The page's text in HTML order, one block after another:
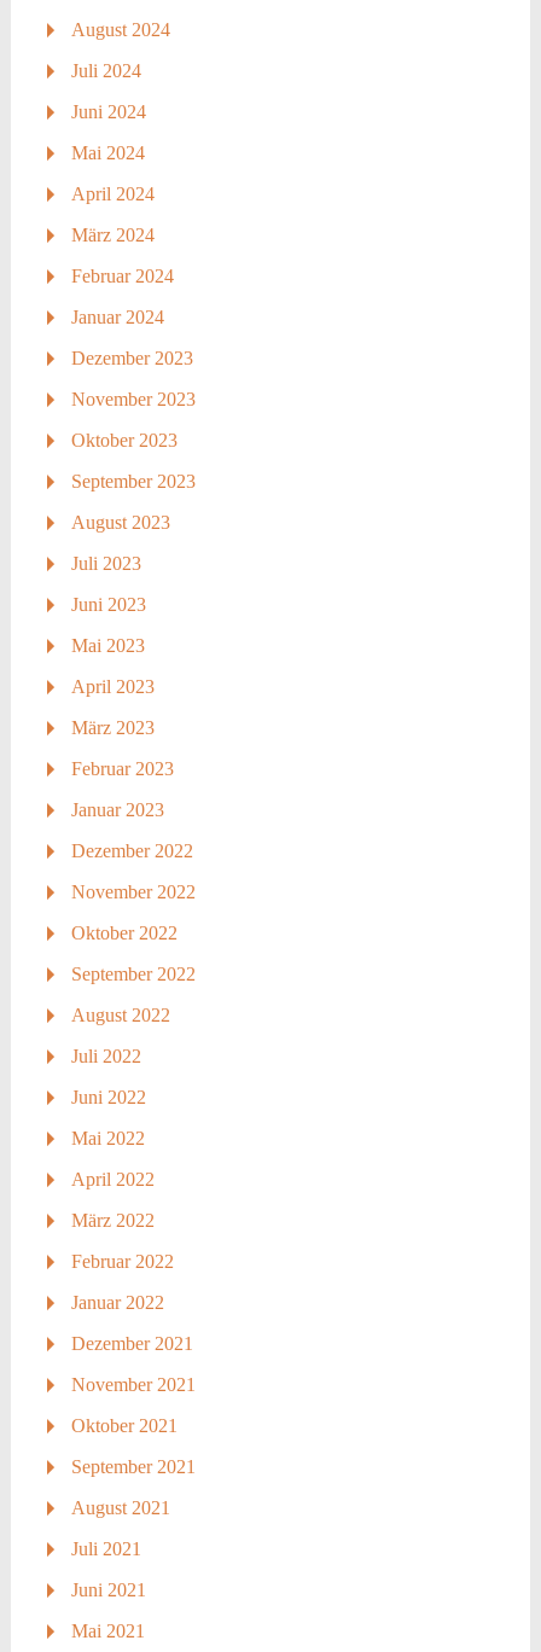
August 2024
Juli 2024
Juni 2024
Mai 2024
April 2024
März 2024
Februar 2024
Januar 2024
Dezember 2023
November 2023
Oktober 2023
September 2023
August 2023
Juli 2023
Juni 2023
Mai 2023
April 2023
März 2023
Februar 2023
Januar 2023
Dezember 2022
November 2022
Oktober 2022
September 2022
August 2022
Juli 2022
Juni 2022
Mai 2022
April 2022
März 2022
Februar 2022
Januar 2022
Dezember 2021
November 2021
Oktober 2021
September 2021
August 2021
Juli 2021
Juni 2021
Mai 2021